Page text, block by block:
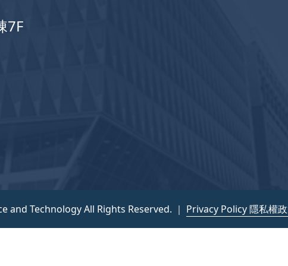
7F
Technology All Rights Reserved. ｜ Privacy Policy 隱私權